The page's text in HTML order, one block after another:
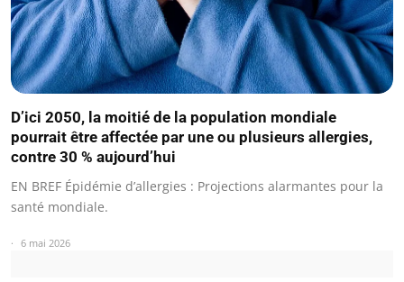
D’ici 2050, la moitié de la population mondiale
pourrait être affectée par une ou plusieurs allergies,
contre 30 % aujourd’hui
EN BREF Épidémie d’allergies : Projections alarmantes pour la
santé mondiale.
6 mai 2026